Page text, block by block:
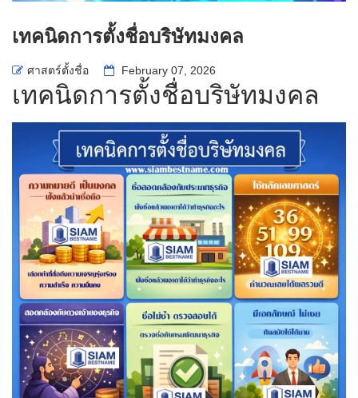
เทคนิดการตั้งชื่อบริษัทมงคล
ศาสตร์ตั้งชื่อ February 07, 2026
เทคนิดการตั้งชื่อบริษัทมงคล